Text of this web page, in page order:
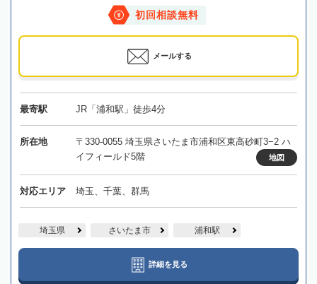
初回相談無料
メールする
最寄駅 JR「浦和駅」徒歩4分
所在地
〒330-0055 埼玉県さいたま市浦和区東高砂町3−2 ハ
イフィールド5階
地図
対応エリア 埼玉、千葉、群馬
埼玉県 さいたま市 浦和駅
詳細を見る